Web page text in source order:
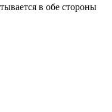
в обе стороны